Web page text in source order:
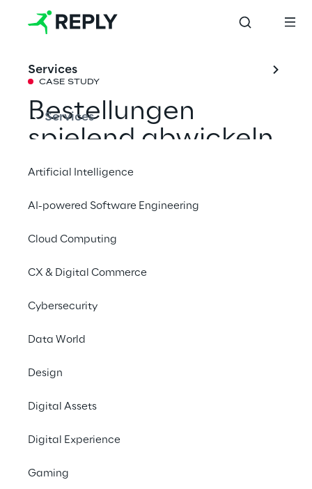
Services
Services
Artificial Intelligence
AI-powered Software Engineering
Cloud Computing
CX & Digital Commerce
Cybersecurity
Data World
Design
Digital Assets
Digital Experience
Gaming
CASE STUDY
Bestellungen
spielend abwickeln
dank RPA
Bestellprozess mit der Unterstützung von
einen Backlog vermeiden und Peaks besser
#Ordering process
#Retail